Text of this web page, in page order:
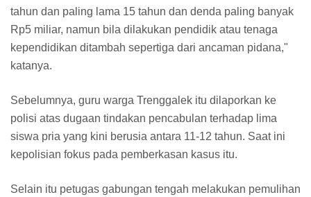
tahun dan paling lama 15 tahun dan denda paling banyak
Rp5 miliar, namun bila dilakukan pendidik atau tenaga
kependidikan ditambah sepertiga dari ancaman pidana,"
katanya.
Sebelumnya, guru warga Trenggalek itu dilaporkan ke
polisi atas dugaan tindakan pencabulan terhadap lima
siswa pria yang kini berusia antara 11-12 tahun. Saat ini
kepolisian fokus pada pemberkasan kasus itu.
Selain itu petugas gabungan tengah melakukan pemulihan